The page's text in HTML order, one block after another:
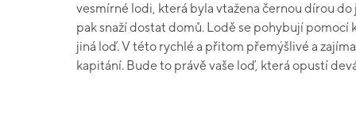
vesmírné lodi, která byla vtažena černou dírou
pak snaží dostat domů. Lodě se pohybují
jiná loď. V této rychlé a přitom přemýšlivé a
kapitání. Bude to právě vaše loď, která opustí